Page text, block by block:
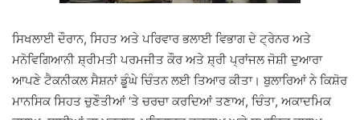
ਸਿਖਲਾਈ ਦੌਰਾਨ, ਸਿਹਤ ਅਤੇ ਪਰਿਵਾਰ ਭਲਾਈ ਵਿਭਾਗ ਦੇ ਟ੍ਰੇਨਰ ਅਤੇ
ਮਨੋਵਿਗਿਆਨੀ ਸ਼੍ਰੀਮਤੀ ਪਰਮਜੀਤ ਕੌਰ ਅਤੇ ਸ਼੍ਰੀ ਪ੍ਰਾਂਜਲ ਜੋਸ਼ੀ ਦੁਆਰਾ
ਆਪਣੇ ਟੈਕਨੀਕਲ ਸੈਸ਼ਨਾਂ ਡੂੰਘੇ ਚਿੰਤਨ ਲਈ ਤਿਆਰ ਕੀਤਾ। ਬੁਲਾਰਿਆਂ ਨੇ ਕਿਸ਼ੋਰ
ਮਾਨਸਿਕ ਸਿਹਤ ਚੁਣੌਤੀਆਂ ‘ਤੇ ਚਰਚਾ ਕਰਦਿਆਂ ਤਣਾਅ, ਚਿੰਤਾ, ਅਕਾਦਮਿਕ